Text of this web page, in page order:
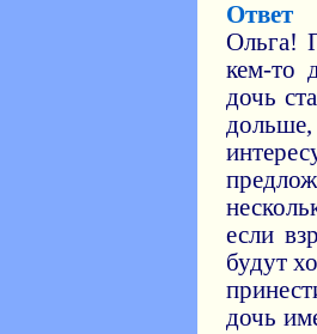
Ответ
Ольга!
кем-то
дочь
дольше,
если
будут
дочь